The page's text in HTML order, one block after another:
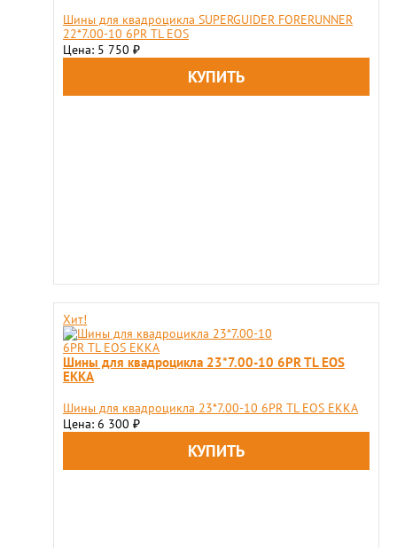
Шины для квадроцикла SUPERGUIDER FORERUNNER
22*7.00-10 6PR TL EOS
Цена: 5 750 ₽
Хит!
Шины для квадроцикла 23*7.00-10 6PR TL EOS
EKKA
Шины для квадроцикла 23*7.00-10 6PR TL EOS EKKA
Цена: 6 300 ₽